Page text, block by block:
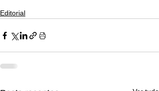
Editorial